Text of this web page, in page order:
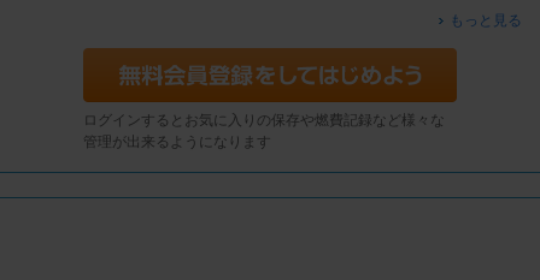
もっと見る
ログインするとお気に入りの保存や燃費記録など様々な
管理が出来るようになります